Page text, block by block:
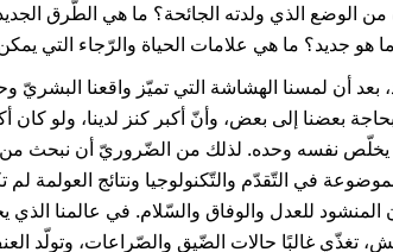
من الوضع الذي ولدته الجائحة؟ ما هي الطّرق
هو جديد؟ ما هي علامات الحياة والرّجاء التي
بعضنا إلى بعض، وأنّ أكبر كنز لدينا، ولو كان
يخلّص نفسه وحده. لذلك من الضّروريّ أن نبحث من
في التّقدّم والتّكنولوجيا ونتائج
المنشود للعدل والوفاق والسّلام. في عالمنا
تغذّي غالبًا حالات الضّيق والصّراعات، وتولّد